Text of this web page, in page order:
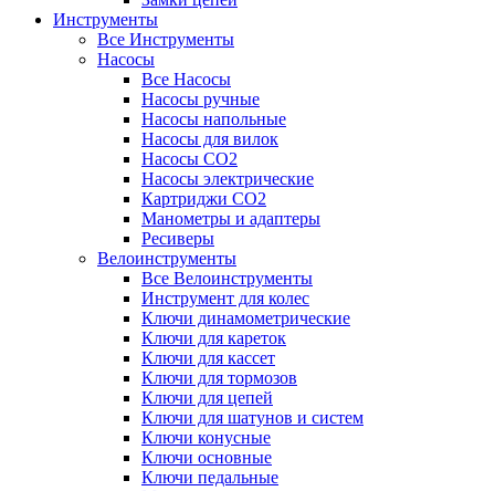
Инструменты
Все Инструменты
Насосы
Все Насосы
Насосы ручные
Насосы напольные
Насосы для вилок
Насосы CO2
Насосы электрические
Картриджи CO2
Манометры и адаптеры
Ресиверы
Велоинструменты
Все Велоинструменты
Инструмент для колес
Ключи динамометрические
Ключи для кареток
Ключи для кассет
Ключи для тормозов
Ключи для цепей
Ключи для шатунов и систем
Ключи конусные
Ключи основные
Ключи педальные